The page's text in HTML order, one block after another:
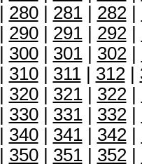
280| 281| 282|
290| 291| 292|
300| 301| 302|
310| 311| 312|
320| 321| 322|
330| 331| 332|
340| 341| 342|
350| 351| 352|